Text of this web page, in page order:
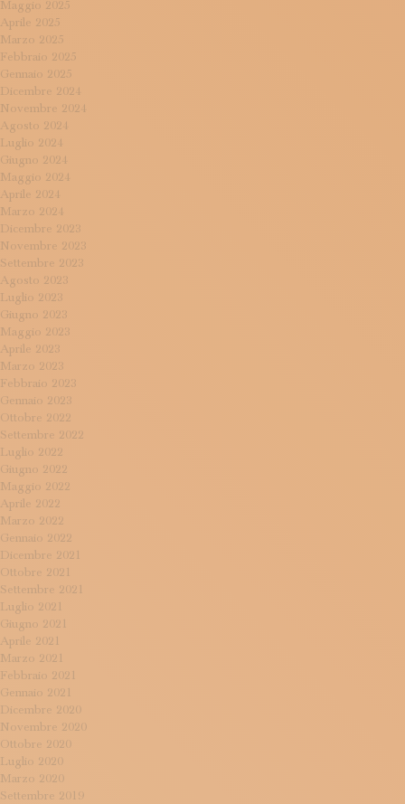
Maggio 2025
Aprile 2025
Marzo 2025
Febbraio 2025
Gennaio 2025
Dicembre 2024
Novembre 2024
Agosto 2024
Luglio 2024
Giugno 2024
Maggio 2024
Aprile 2024
Marzo 2024
Dicembre 2023
Novembre 2023
Settembre 2023
Agosto 2023
Luglio 2023
Giugno 2023
Maggio 2023
Aprile 2023
Marzo 2023
Febbraio 2023
Gennaio 2023
Ottobre 2022
Settembre 2022
Luglio 2022
Giugno 2022
Maggio 2022
Aprile 2022
Marzo 2022
Gennaio 2022
Dicembre 2021
Ottobre 2021
Settembre 2021
Luglio 2021
Giugno 2021
Aprile 2021
Marzo 2021
Febbraio 2021
Gennaio 2021
Dicembre 2020
Novembre 2020
Ottobre 2020
Luglio 2020
Marzo 2020
Settembre 2019